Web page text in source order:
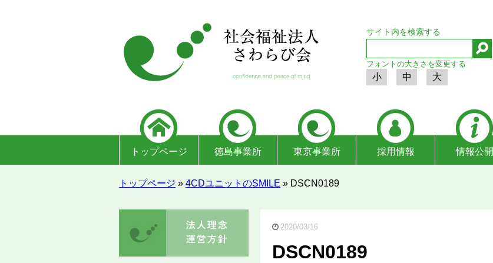
サイト内を検索する
フォントの大きさを変更する
小 中 大
トップページ 徳島事業所 東京事業所 採用情報 情報公開
トップページ » 4CDユニットのSMILE » DSCN0189
2020/03/16
DSCN0189